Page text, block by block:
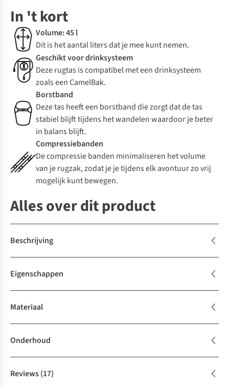
In 't kort
Volume: 45 l
Dit is het aantal liters dat je mee kunt nemen.
Geschikt voor drinksysteem
Deze rugtas is compatibel met een drinksysteem
zoals een CamelBak.
Borstband
Deze tas heeft een borstband die zorgt dat de tas
stabiel blijft tijdens het wandelen waardoor je beter
in balans blijft.
Compressiebanden
De compressie banden minimaliseren het volume
van je rugzak, zodat je je tijdens elk avontuur zo vrij
mogelijk kunt bewegen.
Alles over dit product
Beschrijving
Eigenschappen
Materiaal
Onderhoud
Reviews(17)